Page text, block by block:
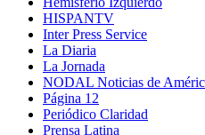
HISPANTV
Inter Press Service
La Diaria
La Jornada
NODAL Noticias de
Página 12
Periódico Claridad
Prensa Latina